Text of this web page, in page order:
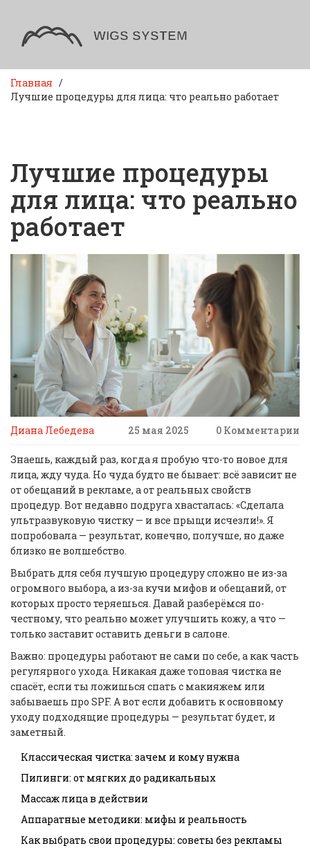
Главная
Лучшие процедуры для лица: что реально работает
Лучшие процедуры
для лица: что реально
работает
Диана Лебедева 25 мая 2025 0 Комментарии
Знаешь, каждый раз, когда я пробую что-то новое для
лица, жду чуда. Но чуда будто не бывает: всё зависит не
от обещаний в рекламе, а от реальных свойств
процедур. Вот недавно подруга хвасталась: «Сделала
ультразвуковую чистку — и все прыщи исчезли!». Я
попробовала — результат, конечно, получше, но даже
близко не волшебство.
Выбрать для себя лучшую процедуру сложно не из-за
огромного выбора, а из-за кучи мифов и обещаний, от
которых просто теряешься. Давай разберёмся по-
честному, что реально может улучшить кожу, а что —
только заставит оставить деньги в салоне.
Важно: процедуры работают не сами по себе, а как часть
регулярного ухода. Никакая даже топовая чистка не
спасёт, если ты ложишься спать с макияжем или
забываешь про SPF. А вот если добавить к основному
уходу подходящие процедуры — результат будет, и
заметный.
Классическая чистка: зачем и кому нужна
Пилинги: от мягких до радикальных
Массаж лица в действии
Аппаратные методики: мифы и реальность
Как выбрать свои процедуры: советы без рекламы